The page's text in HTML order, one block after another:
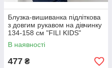
Блузка-вишиванка підліткова
з довгим рукавом на дівчинку
134-158 см "FILI KIDS"
недорого від прямого
постачальника
В наявності
477 ₴